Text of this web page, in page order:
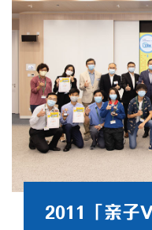
2011「亲子